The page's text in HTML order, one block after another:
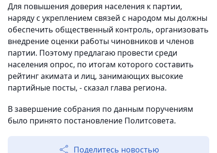
Для повышения доверия населения к партии,
наряду с укреплением связей с народом мы должны
обеспечить общественный контроль, организовать
внедрение оценки работы чиновников и членов
партии. Поэтому предлагаю провести среди
населения опрос, по итогам которого составить
рейтинг акимата и лиц, занимающих высокие
партийные посты, - сказал глава региона.
В завершение собрания по данным поручениям
было принято постановление Политсовета.
Поделитесь новостью